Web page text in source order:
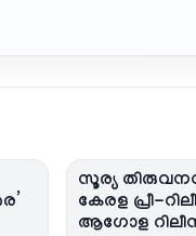
സൂര്യ
കേരള പ്രീ-
ആഗോള